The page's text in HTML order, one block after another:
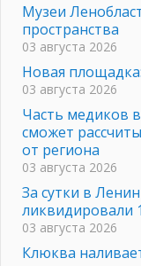
Музеи
пространства
03 августа 2026
Новая
03 августа 2026
Часть медиков
сможет
от региона
03 августа 2026
За сутки в
ликвидировали
03 августа 2026
Клюква